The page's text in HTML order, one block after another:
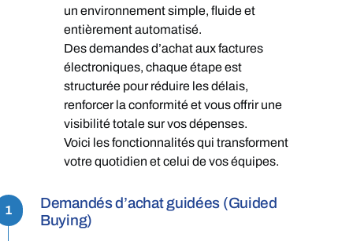
un environnement simple, fluide et
entièrement automatisé.
Des demandes d’achat aux factures
électroniques, chaque étape est
structurée pour réduire les délais,
renforcer la conformité et vous offrir une
visibilité totale sur vos dépenses.
Voici les fonctionnalités qui transforment
votre quotidien et celui de vos équipes.
Demandés d’achat guidées (Guided
Buying)
1